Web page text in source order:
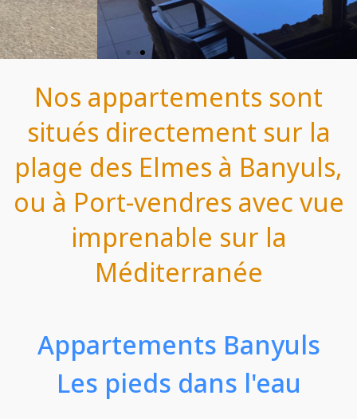
Nos appartements sont
situés directement sur la
plage des Elmes à Banyuls,
ou à Port-vendres avec vue
imprenable sur la
Méditerranée
Appartements Banyuls
Les pieds dans l'eau